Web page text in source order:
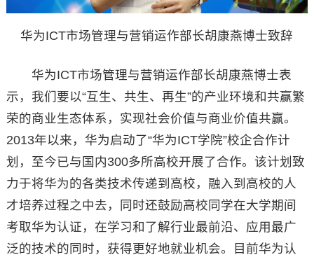
华为ICT市场管理与营销运作部长胡康燕博士致辞
华为ICT市场管理与营销运作部长胡康燕博士表
示，我们要以“互生、共生、再生”的产业环境和共赢繁
荣的商业生态体系，实现社会价值与商业价值共赢。
2013年以来，华为启动了“华为ICT学院”校企合作计
划，至今已与国内300多所高校开展了合作。该计划致
力于将华为的各类技术传递到高校，融入到高校的人
才培养过程之中去，同时还鼓励高校同学在大学期间
考取华为认证，在学习和了解行业最前沿、应用最广
泛的技术的同时，获得更好地就业机会。目前华为认